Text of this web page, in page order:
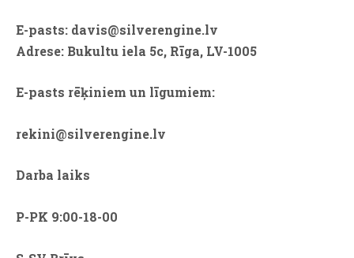
E-pasts: davis@silverengine.lv
Adrese: Bukultu iela 5c, Rīga, LV-1005
E-pasts rēķiniem un līgumiem:
rekini@silverengine.lv
Darba laiks
P-PK 9:00-18-00